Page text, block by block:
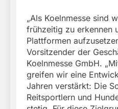
„Als Koelnmesse sind
frühzeitig zu erkennen
Plattformen
Vorsitzender der
Koelnmesse GmbH.
greifen wir eine
Jahren verstärkt: Die
Reitsportlern und